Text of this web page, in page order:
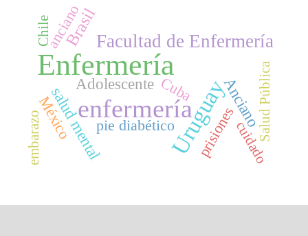
Enfermería
enfermeríaUruguay
Facultad de Enfermería
Brasil
Adolescente Anciano
salud mentalpie diabético prisiones
México
Cuba
anciano
Salud Pública
Chile
cuidado
embarazo